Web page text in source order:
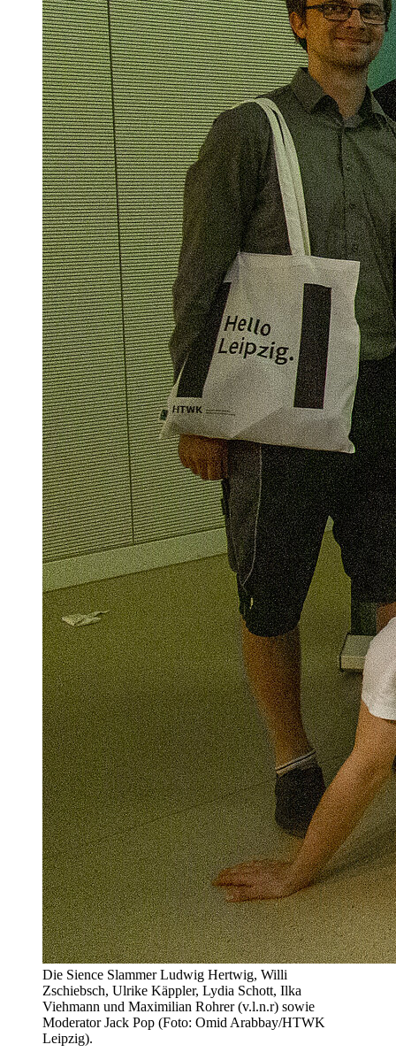
Die Sience Slammer Ludwig Hertwig, Willi
Zschiebsch, Ulrike Käppler, Lydia Schott, Ilka
Viehmann und Maximilian Rohrer (v.l.n.r) sowie
Moderator Jack Pop (Foto: Omid Arabbay/HTWK
Leipzig).